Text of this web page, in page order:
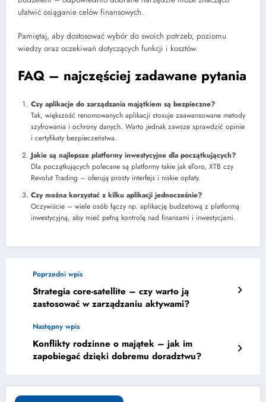
ułatwić osiąganie celów finansowych.
Pamiętaj, aby dostosować wybór do swoich potrzeb, poziomu
wiedzy oraz oczekiwań dotyczących funkcji i kosztów.
FAQ – najczęściej zadawane pytania
Czy aplikacje do zarządzania majątkiem są bezpieczne?
Tak, większość renomowanych aplikacji stosuje zaawansowane metody
szyfrowania i ochrony danych. Warto jednak zawsze sprawdzić opinie
i certyfikaty bezpieczeństwa.
Jakie są najlepsze platformy inwestycyjne dla początkujących?
Dla początkujących polecane są platformy takie jak eToro, XTB czy
Revolut Trading – oferują prosty interfejs i niskie opłaty.
Czy można korzystać z kilku aplikacji jednocześnie?
Oczywiście – wiele osób łączy np. aplikację budżetową z platformą
inwestycyjną, aby mieć pełną kontrolę nad finansami i inwestycjami.
Poprzedni wpis
Strategia core-satellite – czy warto ją
zastosować w zarządzaniu aktywami?
Następny wpis
Konflikty rodzinne o majątek – jak im
zapobiegać dzięki dobremu doradztwu?